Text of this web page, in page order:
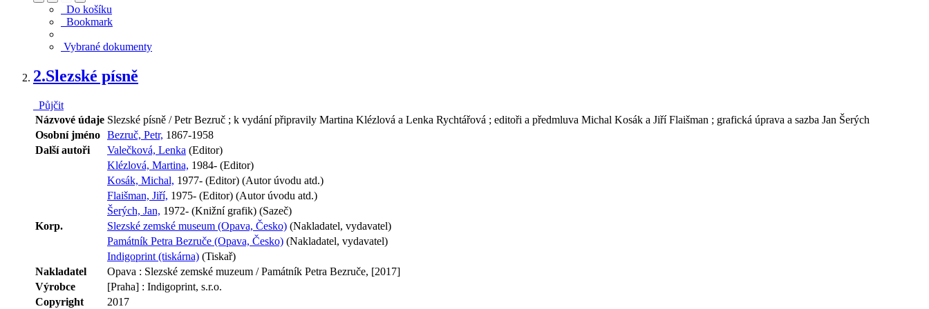
Do košíku
Bookmark
Vybrané dokumenty
2.Slezské písně
Půjčit
Názvové údaje Slezské písně / Petr Bezruč ; k vydání připravily Martina Klézlová a Lenka Rychtářová ; editoři a předmluva Michal Kosák a Jiří Flaišman ; grafická úprava a sazba Jan Šerých
Osobní jméno Bezruč, Petr, 1867-1958
Další autoři
Valečková, Lenka (Editor)
Klézlová, Martina, 1984- (Editor)
Kosák, Michal, 1977- (Editor) (Autor úvodu atd.)
Flaišman, Jiří, 1975- (Editor) (Autor úvodu atd.)
Šerých, Jan, 1972- (Knižní grafik) (Sazeč)
Korp.
Slezské zemské museum (Opava, Česko) (Nakladatel, vydavatel)
Památník Petra Bezruče (Opava, Česko) (Nakladatel, vydavatel)
Indigoprint (tiskárna) (Tiskař)
Nakladatel
Opava : Slezské zemské muzeum / Památník Petra Bezruče, [2017]
Výrobce
[Praha] : Indigoprint, s.r.o.
Copyright
2017